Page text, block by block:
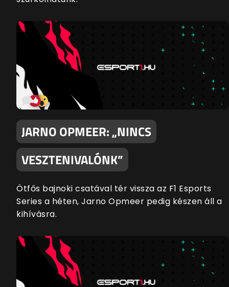
JARNO OPMEER: „NINCS
VESZTENIVALÓNK”
Ötfős bajnoki csatával tér vissza az F1 Esports
Series a héten, Jarno Opmeer pedig készen áll a
kihívásra.